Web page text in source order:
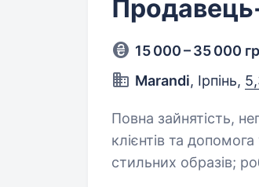
15 000 – 35 000
Marandi, Ірпінь,
Повна зайнятість, неповна зайнятість.
клієнтів та допомога у
стильних образів; робота з приміркою та розмірами; підтримання порядку